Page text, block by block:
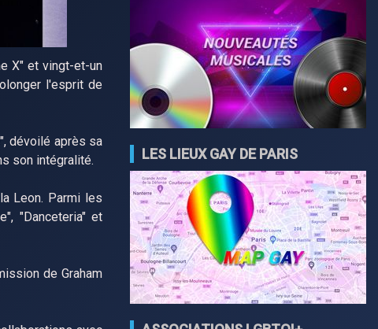
X" et vingt-et-un
l'esprit de
dévoilé après sa
son intégralité.
Leon. Parmi les
"Danceteria" et
de Graham
LES LIEUX GAY DE PARIS